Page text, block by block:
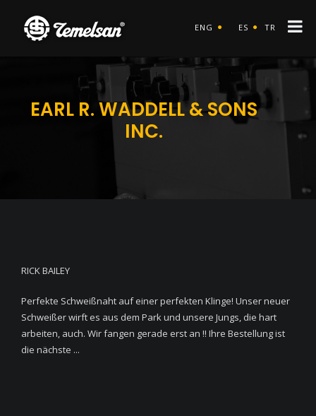
ENG ES TR
EARL R. WADDELL & SONS
INC.
RICK BAILEY
Perfekte Schweißnaht auf einer perfekten Klinge! Unser neuer
Schweißer wirft es aus dem Park und unsere Jungs, die hart
arbeiten, auch. Wir fangen gerade erst an !! Ihre Bestellung ist
die nächste ...